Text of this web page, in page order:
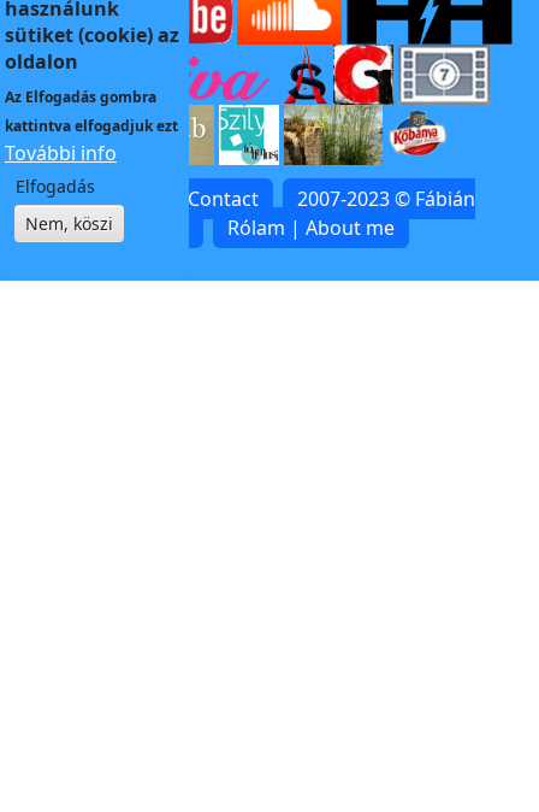
Kapcsolat | Contact
2007-2023 © Fábián
Rólam | About me
használunk
sütiket (cookie) az
oldalon
Az Elfogadásgombra
kattintva elfogadjuk ezt
További info
Elfogadás
Nem, köszi